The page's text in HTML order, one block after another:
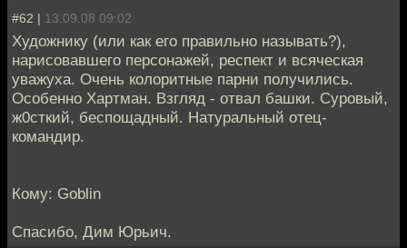
#62 | 13.09.08 09:02
Художнику (или как его правильно называть?),
нарисовавшего персонажей, респект и всяческая
уважуха. Очень колоритные парни получились.
Особенно Хартман. Взгляд - отвал башки. Суровый,
ж0сткий, беспощадный. Натуральный отец-
командир.
Кому: Goblin
Спасибо, Дим Юрьич.